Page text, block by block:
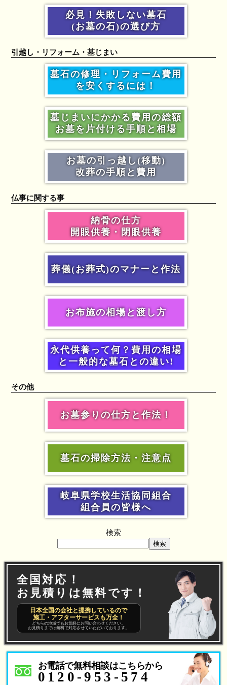
必見！失敗しない墓石
(お墓の石)の選び方
引越し・リフォーム・墓じまい
墓石の修理・リフォーム費用
を安くするには！
墓じまいにかかる費用の総額
お墓を片付ける手順と相場
お墓の引っ越し(移動)
改葬の手順と費用
仏事に関する事
納骨の仕方
開眼供養・閉眼供養
葬儀(お葬式)のマナーと作法
お布施の相場と渡し方
永代供養って何？費用の相場
と一般的な墓石との違い!
その他
お墓参りの仕方と作法！
墓石の掃除方法・注意点
岐阜県学校生活協同組合
組合員の皆様へ
検索
検索
全国対応！
お見積りは無料です！
日本全国の会社と提携しているので
施工・アフターサービスも万全！
どちらの地域でもお気軽にお問い合わせください。
お見積りまでは無料で対応させていただいております。
お電話で無料相談はこちらから
0120-953-574